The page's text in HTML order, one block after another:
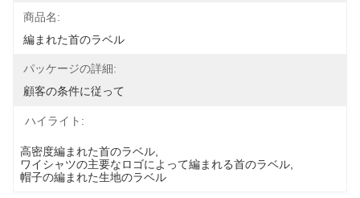
商品名:
編まれた首のラベル
パッケージの詳細:
顧客の条件に従って
ハイライト:
高密度編まれた首のラベル
ワイシャツの主要なロゴによって編まれる首のラベル
帽子の編まれた生地のラベル